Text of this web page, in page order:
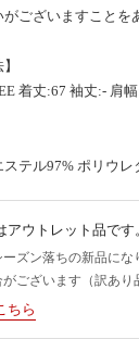
ございますことを
着丈:67 袖丈:- 肩
テル97% ポリウ
アウトレット品です
ーズン落ちの新品に
ございます（訳あり
ちら